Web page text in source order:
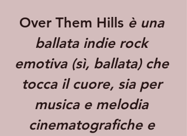
Over Them Hills è una
ballata indie rock
emotiva (sì, ballata) che
tocca il cuore, sia per
musica e melodia
cinematografiche e